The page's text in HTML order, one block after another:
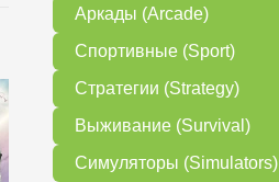
Аркады (Arcade)
Спортивные (Sport)
Стратегии (Strategy)
Выживание (Survival)
Симуляторы (Simulators)